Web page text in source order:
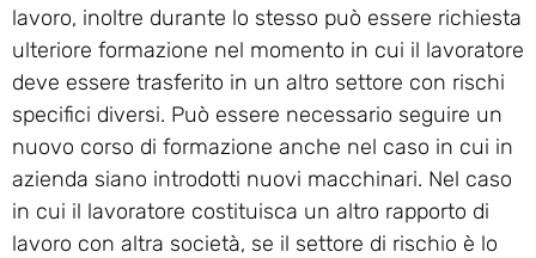
lavoro, inoltre durante lo stesso può essere richiesta
ulteriore formazione nel momento in cui il lavoratore
deve essere trasferito in un altro settore con rischi
specifici diversi. Può essere necessario seguire un
nuovo corso di formazione anche nel caso in cui in
azienda siano introdotti nuovi macchinari. Nel caso
in cui il lavoratore costituisca un altro rapporto di
lavoro con altra società, se il settore di rischio è lo